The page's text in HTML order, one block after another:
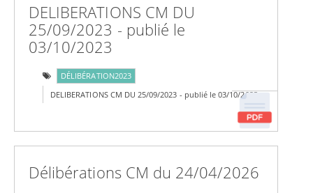
DELIBERATIONS CM DU
25/09/2023 - publié le
03/10/2023
DÉLIBÉRATION2023
DELIBERATIONS CM DU 25/09/2023 - publié le 03/10/2023
Délibérations CM du 24/04/2026